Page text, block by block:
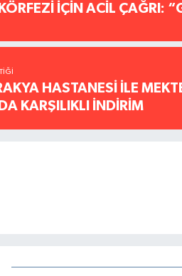
İÇİN ACİL ÇAĞRI:
HASTANESİ İLE
KARŞILIKLI İNDİRİM